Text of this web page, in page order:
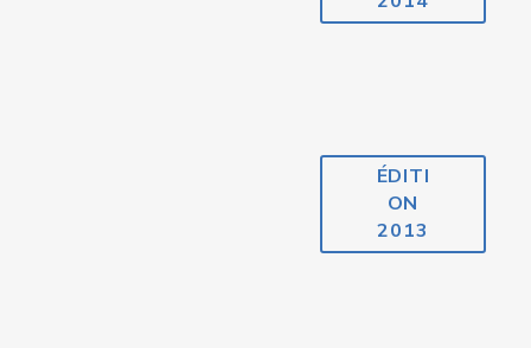
ÉDITI
ON
2013